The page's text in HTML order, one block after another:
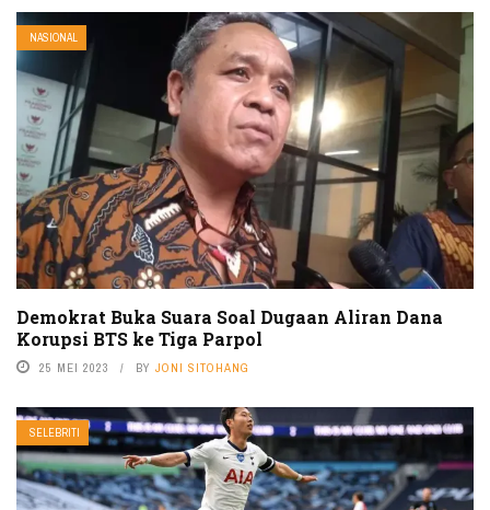
NASIONAL
Demokrat Buka Suara Soal Dugaan Aliran Dana
Korupsi BTS ke Tiga Parpol
25 MEI 2023 BY JONI SITOHANG
SELEBRITI